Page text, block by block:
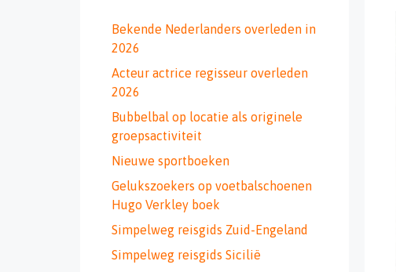
Bekende Nederlanders overleden in
2026
Acteur actrice regisseur overleden
2026
Bubbelbal op locatie als originele
groepsactiviteit
Nieuwe sportboeken
Gelukszoekers op voetbalschoenen
Hugo Verkley boek
Simpelweg reisgids Zuid-Engeland
Simpelweg reisgids Sicilië